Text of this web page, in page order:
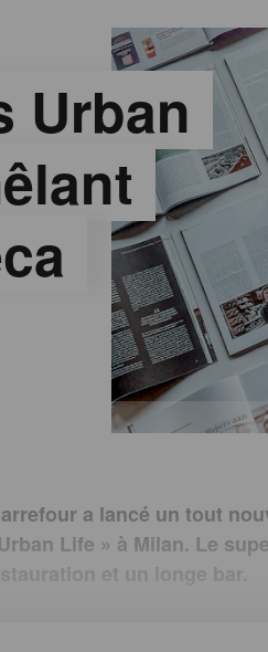
Urban
a lancé un tout
Life » à Milan. Le
et un longe bar.